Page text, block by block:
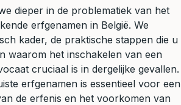
dieper in de problematiek van het
erfgenamen in België. We
kader, de praktische stappen die u
waarom het inschakelen van een
cruciaal is in dergelijke gevallen.
erfgenamen is essentieel voor een
de erfenis en het voorkomen van